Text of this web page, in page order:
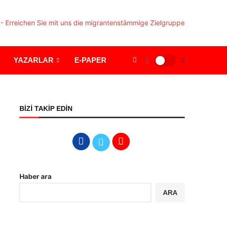
YAZARLAR E-PAPER
BİZİ TAKİP EDİN
Haber ara
ARA